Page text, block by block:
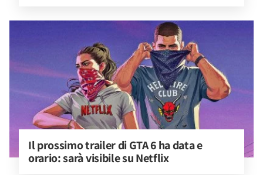
Il prossimo trailer di GTA 6 ha data e
orario: sarà visibile su Netflix